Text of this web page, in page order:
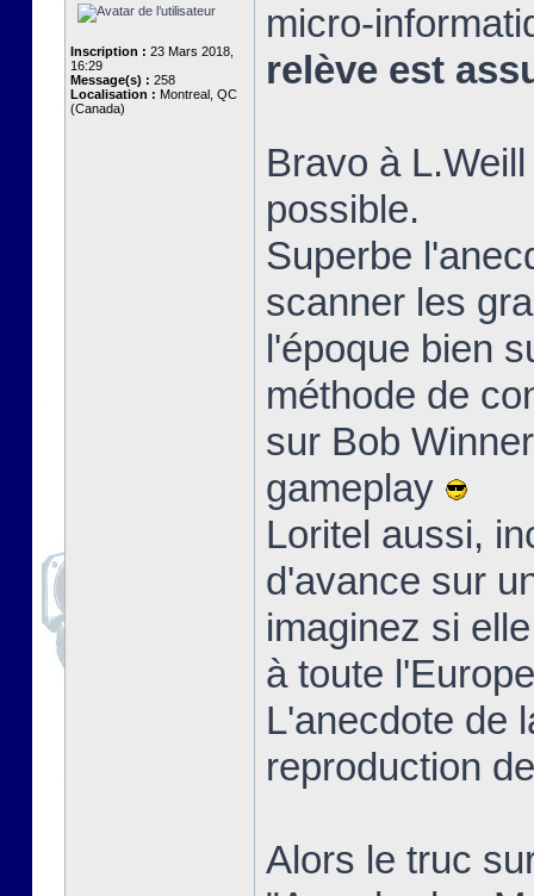
Inscription : 23 Mars 2018,
16:29
Message(s) : 258
Localisation : Montreal, QC
(Canada)
micro-
relève est
Bravo à
possible.
Superbe
scanner les
l'époque bien
méthode de
sur Bob
gameplay
Loritel aussi,
d'avance sur
imaginez si
à toute
L'anecdote de
reproduction
Alors le truc